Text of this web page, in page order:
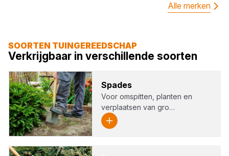
Alle merken
SOORTEN TUINGEREEDSCHAP
Verkrijgbaar in verschillende soorten
Spa­des
Voor omspitten, planten en
verplaatsen van gro…